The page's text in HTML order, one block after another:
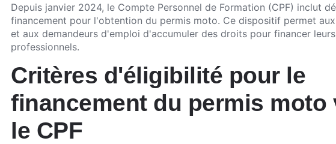
Depuis janvier 2024, le Compte Personnel de Formation (CPF) inclut
financement pour l'obtention du permis moto. Ce dispositif permet
et aux demandeurs d'emploi d'accumuler des droits pour financer
professionnels.
Critères d'éligibilité pour le
financement du permis moto
le CPF